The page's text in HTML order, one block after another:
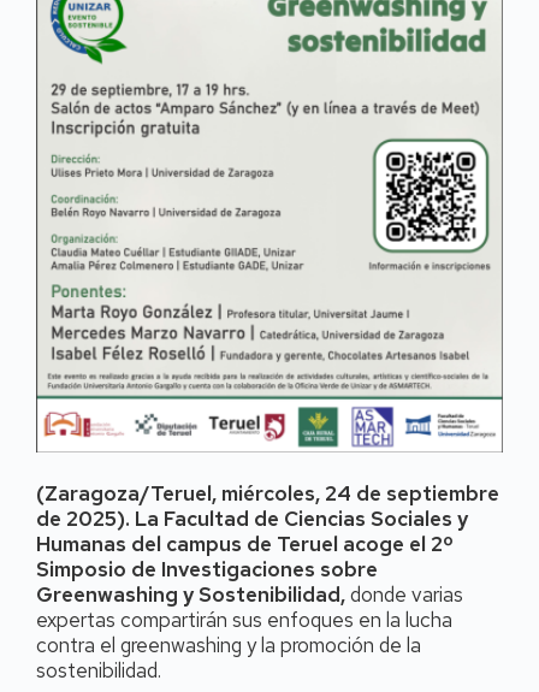
(Zaragoza/Teruel, miércoles, 24 de septiembre
de 2025). La Facultad de Ciencias Sociales y
Humanas del campus de Teruel acoge el 2º
Simposio de Investigaciones sobre
Greenwashing y Sostenibilidad,donde varias
expertas compartirán sus enfoques en la lucha
contra el greenwashing y la promoción de la
sostenibilidad.